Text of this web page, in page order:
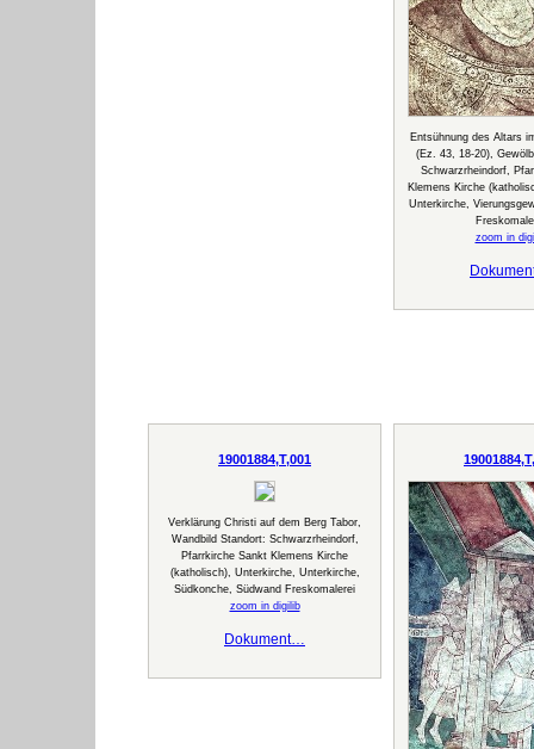
Entsühnung des Altars
(Ez. 43, 18-20),
Schwarzrheindorf,
Klemens Kirche
Unterkirche,
zoom in
19001884,T,001
Verklärung Christi auf dem Berg Tabor,
Wandbild Standort: Schwarzrheindorf,
Pfarrkirche Sankt Klemens Kirche
(katholisch), Unterkirche, Unterkirche,
Südkonche, Südwand Freskomalerei
zoom in digilib
Dokument…